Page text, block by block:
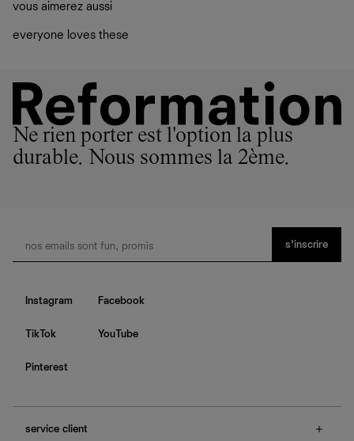
vous aimerez aussi
everyone loves these
Ne rien porter est l'option la plus
durable. Nous sommes la 2ème.
s’inscrire
Instagram Facebook
TikTok YouTube
Pinterest
service client